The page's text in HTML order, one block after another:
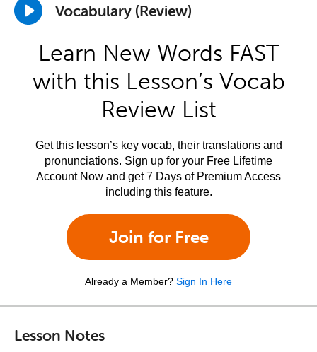
Vocabulary (Review)
Learn New Words FAST
with this Lesson’s Vocab
Review List
Get this lesson’s key vocab, their translations and
pronunciations. Sign up for your Free Lifetime
Account Now and get 7 Days of Premium Access
including this feature.
Join for Free
Already a Member? Sign In Here
Lesson Notes